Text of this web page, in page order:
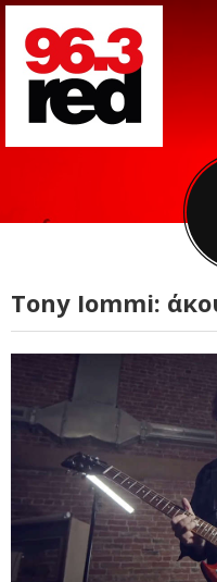
Tony Iommi: